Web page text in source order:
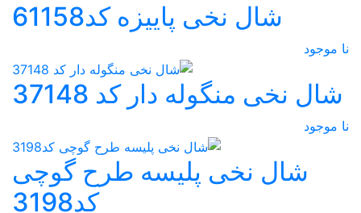
شال نخی پاییزه کد61158
نا موجود
شال نخی منگوله دار کد 37148
نا موجود
شال نخی پلیسه طرح گوچی
کد3198